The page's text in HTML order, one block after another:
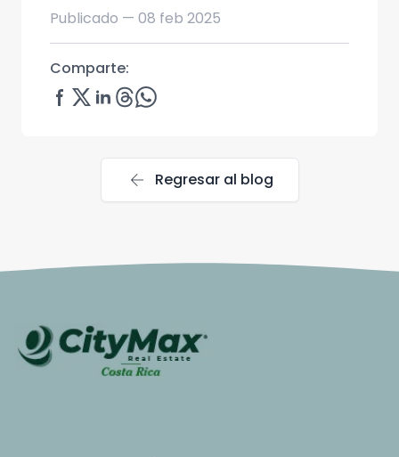
Publicado — 08 feb 2025
Comparte:
arrow_back Regresar al blog